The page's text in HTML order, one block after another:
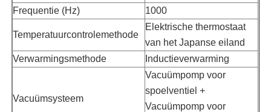
aluminium smeltoven
Vacuümsinteroven
glas aanmakende oven
Frequentie (Hz)
1000
Temperatuurcontrolemethode
Elektrische thermostaat
van het Japanse eiland
Verwarmingsmethode
Inductieverwarming
Vacuümsysteem
Vacuümpomp voor
spoelventiel +
Vacuümpomp voor